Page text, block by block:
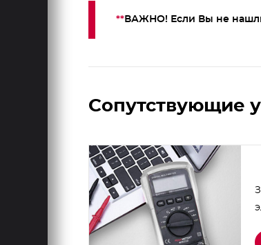
** ВАЖНО! Если Вы не
Сопутствующие